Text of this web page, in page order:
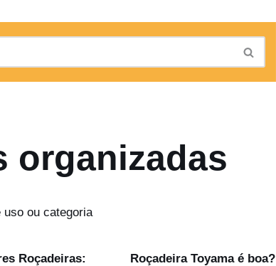
organizadas
ou categoria
Roçadeiras:
Roçadeira Toyama é boa?